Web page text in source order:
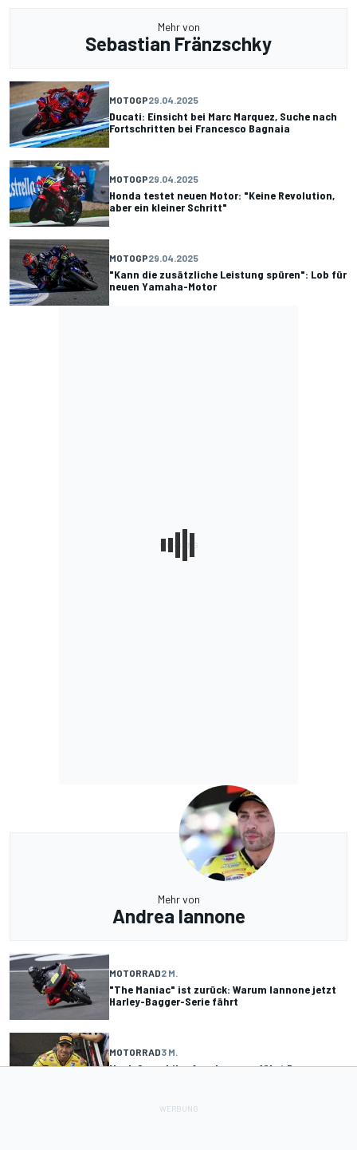
Mehr von
Sebastian Fränzschky
MOTOGP29.04.2025
Ducati: Einsicht bei Marc Marquez, Suche nach
Fortschritten bei Francesco Bagnaia
MOTOGP29.04.2025
Honda testet neuen Motor: "Keine Revolution,
aber ein kleiner Schritt"
MOTOGP29.04.2025
"Kann die zusätzliche Leistung spüren": Lob für
neuen Yamaha-Motor
Mehr von
Andrea Iannone
MOTORRAD2 M.
"The Maniac" ist zurück: Warum Iannone jetzt
Harley-Bagger-Serie fährt
MOTORRAD3 M.
Nach Superbike-Aus: Iannone fährt Bagger-